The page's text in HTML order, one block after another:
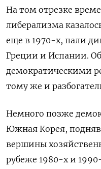
На том отрезке
либерализма
еще в 1970-х, пали
Греции и Испании.
демократическими
тому же и
Немного позже
Южная Корея,
вершины
рубеже 1980-х и